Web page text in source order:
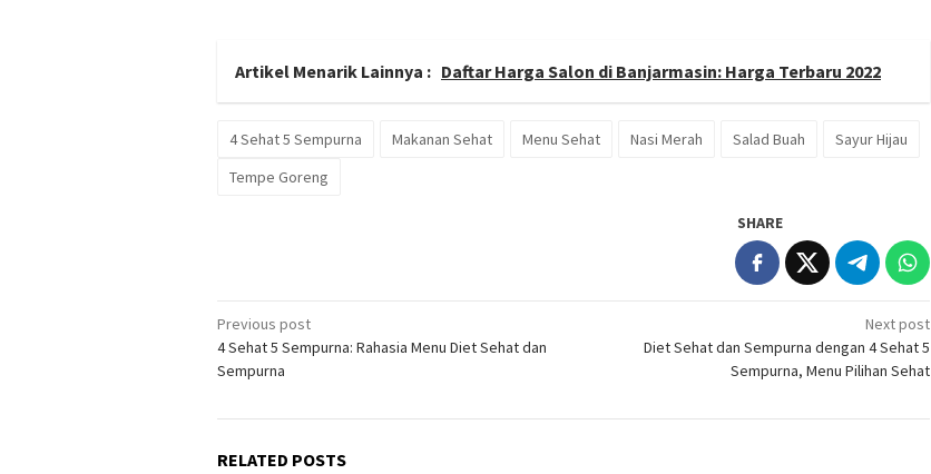
Artikel Menarik Lainnya : Daftar Harga Salon di Banjarmasin: Harga Terbaru 2022
4 Sehat 5 Sempurna Makanan Sehat Menu Sehat Nasi Merah Salad Buah
Sayur Hijau
Tempe Goreng
SHARE
Post
navigation
Previous post
4 Sehat 5 Sempurna: Rahasia Menu Diet Sehat dan
Sempurna
Next post
Diet Sehat dan Sempurna dengan 4 Sehat 5
Sempurna, Menu Pilihan Sehat
RELATED POSTS